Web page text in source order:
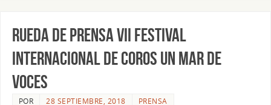
RUEDA DE PRENSA VII FESTIVAL
INTERNACIONAL DE COROS UN MAR DE
VOCES
POR 28 SEPTIEMBRE, 2018 PRENSA